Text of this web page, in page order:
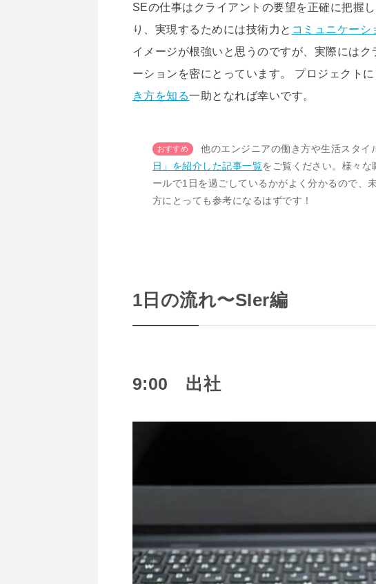
SEの仕事はクライアントの要望を正確に把握
り、実現するためには技術力と コミュニケーシ
イメージが根強いと思うのですが、実際には
ーションを密にとっています。 プロジェクト
き方を知る一助となれば幸いです。
他のエンジニアの働き方や生活スタイ
日」を紹介した記事一覧をご覧ください。様々な
ールで1日を過ごしているかがよく分かるので、
方にとっても参考になるはずです！
1日の流れ〜SIer編
9:00 出社